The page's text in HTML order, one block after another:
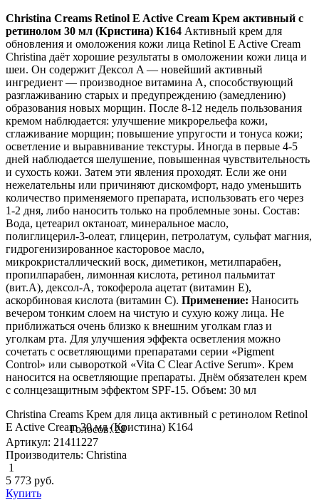
Christina Creams Retinol E Active Cream Крем активный с
ретинолом 30 мл (Кристина) К164 Активный крем для
обновления и омоложения кожи лица Retinol E Active Cream
Christina даёт хорошие результаты в омоложении кожи лица и
шеи. Он содержит Дексол A — новейший активный
ингредиент — производное витамина А, способствующий
разглаживанию старых и предупреждению (замедлению)
образования новых морщин. После 8-12 недель пользования
кремом наблюдается: улучшение микрорельефа кожи,
сглаживание морщин; повышение упругости и тонуса кожи;
осветление и выравнивание текстуры. Иногда в первые 4-5
дней наблюдается шелушение, повышенная чувствительность
и сухость кожи. Затем эти явления проходят. Если же они
нежелательны или причиняют дискомфорт, надо уменьшить
количество применяемого препарата, использовать его через
1-2 дня, либо наносить только на проблемные зоны. Состав:
Вода, цетеарил октаноат, минеральное масло,
полиглицерил-3-олеат, глицерин, петролатум, сульфат магния,
гидрогенизированное касторовое масло,
микрокристаллический воск, диметикон, метилпарабен,
пропилпарабен, лимонная кислота, ретинол пальмитат
(вит.А), дексол-А, токоферола ацетат (витамин Е),
аскорбиновая кислота (витамин С). Применение: Наносить
вечером тонким слоем на чистую и сухую кожу лица. Не
приближаться очень близко к внешним уголкам глаз и
уголкам рта. Для улучшения эффекта осветления можно
сочетать с осветляющими препаратами серии «Pigment
Control» или сывороткой «Vita C Clear Active Serum». Крем
наносится на осветляющие препараты. Днём обязателен крем
с солнцезащитным эффектом SPF-15. Объем: 30 мл
Christina Creams Крем для лица активный с ретинолом Retinol
E Active Cream 30 мл (Кристина) К164
Голосов: 28
Артикул: 21411227
Производитель: Christina
1
5 773 руб.
Купить